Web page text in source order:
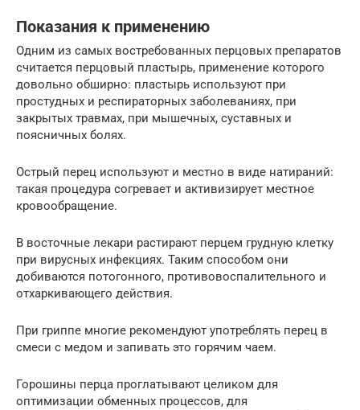
Показания к применению
Одним из самых востребованных перцовых препаратов
считается перцовый пластырь, применение которого
довольно обширно: пластырь используют при
простудных и респираторных заболеваниях, при
закрытых травмах, при мышечных, суставных и
поясничных болях.
Острый перец используют и местно в виде натираний:
такая процедура согревает и активизирует местное
кровообращение.
В восточные лекари растирают перцем грудную клетку
при вирусных инфекциях. Таким способом они
добиваются потогонного, противовоспалительного и
отхаркивающего действия.
При гриппе многие рекомендуют употреблять перец в
смеси с медом и запивать это горячим чаем.
Горошины перца проглатывают целиком для
оптимизации обменных процессов, для